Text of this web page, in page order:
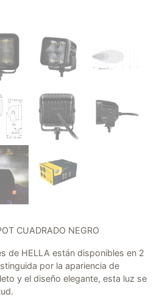
CUADRADO NEGRO
de HELLA están disponibles en 2
por la apariencia de
y el diseño elegante, esta luz se